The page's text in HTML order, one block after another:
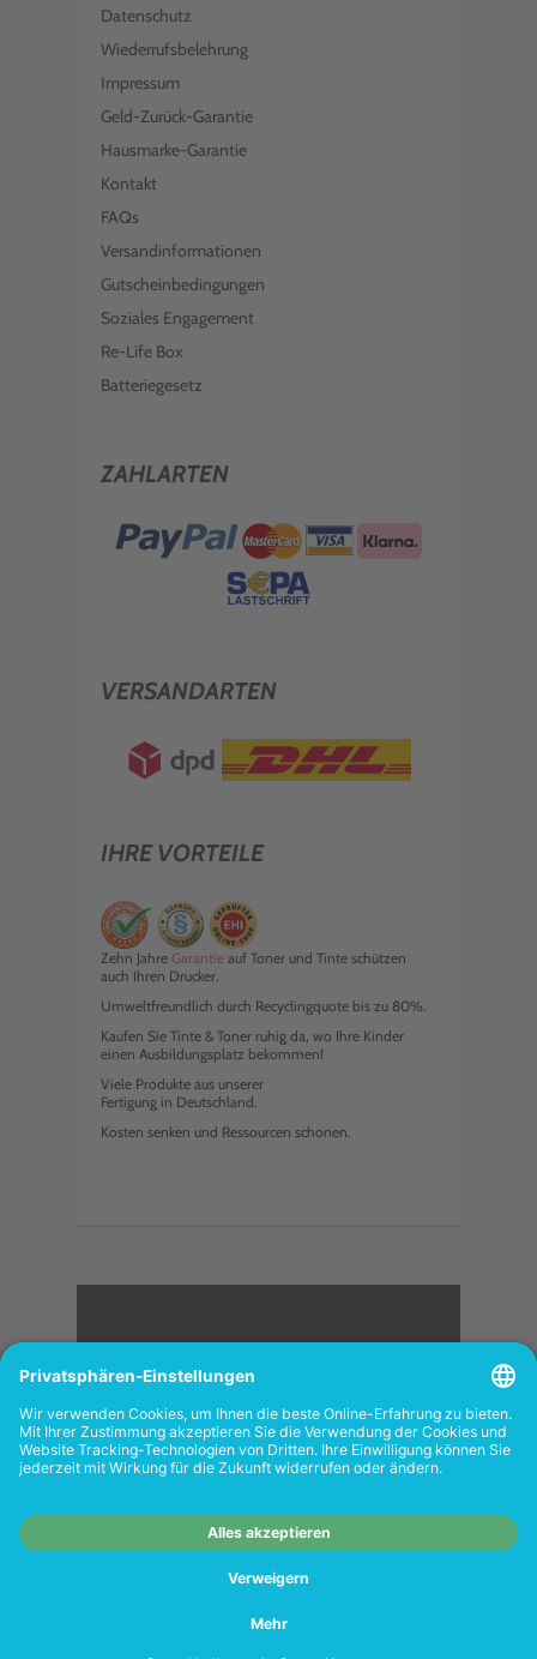
Datenschutz
Wiederrufsbelehrung
Impressum
Geld-Zurück-Garantie
Hausmarke-Garantie
Kontakt
FAQs
Versandinformationen
Gutscheinbedingungen
Soziales Engagement
Re-Life Box
Batteriegesetz
ZAHLARTEN
VERSANDARTEN
IHRE VORTEILE
Zehn Jahre Garantie auf Toner und Tinte schützen
auch Ihren Drucker.
Umweltfreundlich durch Recyclingquote bis zu 80%.
Kaufen Sie Tinte & Toner ruhig da, wo Ihre Kinder
einen Ausbildungsplatz bekommen!
Viele Produkte aus unserer
Fertigung in Deutschland.
Kosten senken und Ressourcen schonen.
<
FOLGEN SIE UNS
Shops richtet sich nicht an Wiederverkäufer.
www.tonerhersteller.de